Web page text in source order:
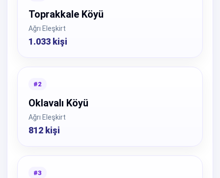
Toprakkale Köyü
Ağrı Eleşkirt
1.033 kişi
#2
Oklavalı Köyü
Ağrı Eleşkirt
812 kişi
#3